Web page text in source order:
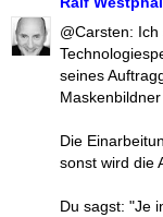
@Carsten:
seines
Die
sonst wird die
Du sagst: "Je